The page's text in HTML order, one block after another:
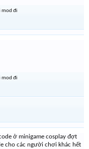
mod đi
mod đi
ở minigame cosplay đợt
cho các người chơi khác hết